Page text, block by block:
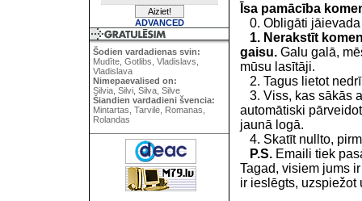
ADVANCED
Šodien vardadienas svin:
Mudīte, Gotlibs, Vladislavs,
Vladislava
Nimepaevalised on:
Silvia, Silvi, Silva, Silve
Šiandien vardadieni švencia:
Mintartas, Tarvilė, Romanas,
Rolandas
Īsa pamācība
0. Obligāti jāievada
1. Nerakstīt
gaisu. Galu galā,
mūsu lasītāji.
2. Tagus lietot
3. Viss, kas sākās
automātiski
jaunā logā.
4. Skatīt nullto,
P.S. Emaili tiek
Tagad, visiem jums
ir ieslēgts, uzspiežot